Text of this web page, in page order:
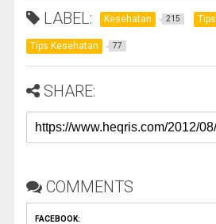
LABEL: Kesehatan 215 Tips
Tips Kesehatan 77
SHARE:
COMMENTS
FACEBOOK: